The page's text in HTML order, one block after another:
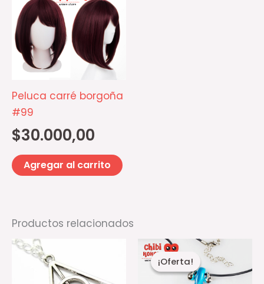
Peluca carré borgoña
#99
$30.000,00
Agregar al carrito
Productos relacionados
¡Oferta!
¡Oferta!
El
precio
original
era:
El
precio
actual
es: